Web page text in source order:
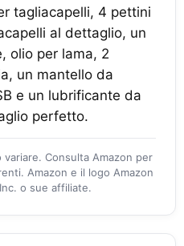
tagliacapelli, 4 pettini
al dettaglio, un
olio per lama, 2
un mantello da
e un lubrificante da
perfetto.
Consulta Amazon per
Amazon e il logo Amazon
o sue affiliate.